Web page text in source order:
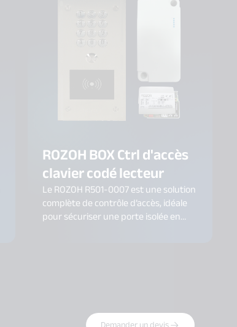
ROZOH BOX Ctrl d'accès
clavier codé lecteur
Le ROZOH R501-0007 est une solution
complète de contrôle d’accès, idéale
pour sécuriser une porte isolée en